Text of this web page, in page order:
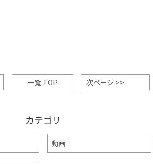
一覧 TOP 次ページ >>
カテゴリ
動画